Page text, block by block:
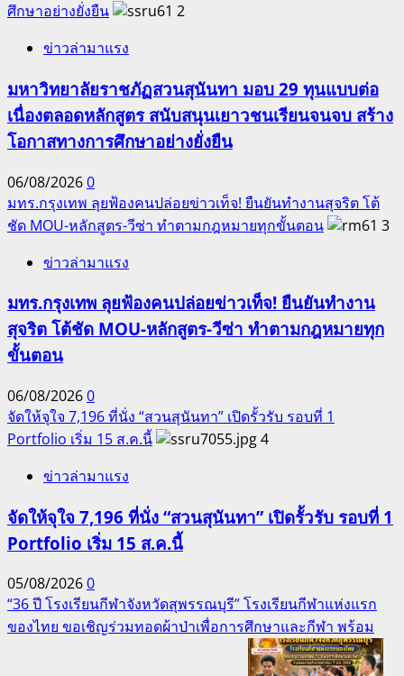
ศึกษาอย่างยั่งยืน
2
ข่าวล่ามาแรง
มหาวิทยาลัยราชภัฏสวนสุนันทา มอบ 29 ทุนแบบต่อ
เนื่องตลอดหลักสูตร สนับสนุนเยาวชนเรียนจนจบ สร้าง
โอกาสทางการศึกษาอย่างยั่งยืน
06/08/20260
มทร.กรุงเทพ ลุยฟ้องคนปล่อยข่าวเท็จ! ยืนยันทำงานสุจริต โต้
ชัด MOU-หลักสูตร-วีซ่า ทำตามกฎหมายทุกขั้นตอน
3
ข่าวล่ามาแรง
มทร.กรุงเทพ ลุยฟ้องคนปล่อยข่าวเท็จ! ยืนยันทำงาน
สุจริต โต้ชัด MOU-หลักสูตร-วีซ่า ทำตามกฎหมายทุก
ขั้นตอน
06/08/20260
จัดให้จุใจ 7,196 ที่นั่ง “สวนสุนันทา” เปิดรั้วรับ รอบที่ 1
Portfolio เริ่ม 15 ส.ค.นี้
4
ข่าวล่ามาแรง
จัดให้จุใจ 7,196 ที่นั่ง “สวนสุนันทา” เปิดรั้วรับ รอบที่ 1
Portfolio เริ่ม 15 ส.ค.นี้
05/08/20260
“36 ปี โรงเรียนกีฬาจังหวัดสุพรรณบุรี” โรงเรียนกีฬาแห่งแรก
ของไทย ขอเชิญร่วมทอดผ้าป่าเพื่อการศึกษาและกีฬา พร้อม